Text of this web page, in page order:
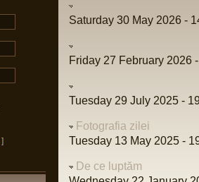
]
Saturday 30 May 2026 -
Friday 27 February 2026
Tuesday 29 July 2025 -
Fotografia zilei
Tuesday 13 May 2025 -
De ce luptăm